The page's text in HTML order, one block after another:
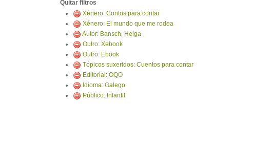
Quitar filtros
Xénero: Contos para contar
Xénero: El mundo que me rodea
Autor: Bansch, Helga
Outro: Xebook
Outro: Ebook
Tópicos suxeridos: Cuentos para contar
Editorial: OQO
Idioma: Galego
Público: Infantil